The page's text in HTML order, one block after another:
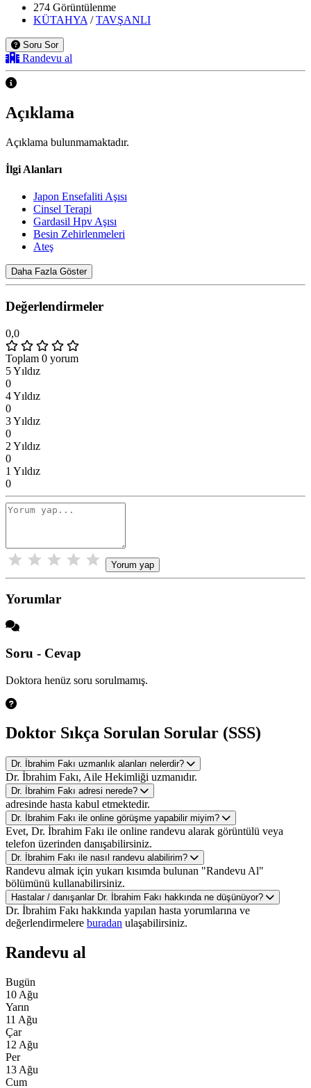
274 Görüntülenme
KÜTAHYA /TAVŞANLI
Soru Sor
Randevu al
Açıklama
Açıklama bulunmamaktadır.
İlgi Alanları
Japon Ensefaliti Aşısı
Cinsel Terapi
Gardasil Hpv Aşısı
Besin Zehirlenmeleri
Ateş
Daha Fazla Göster
Değerlendirmeler
0,0
Toplam 0 yorum
5 Yıldız
0
4 Yıldız
0
3 Yıldız
0
2 Yıldız
0
1 Yıldız
0
Yorum yap
Yorumlar
Soru - Cevap
Doktora henüz soru sorulmamış.
Doktor Sıkça Sorulan Sorular (SSS)
Dr. İbrahim Fakı uzmanlık alanları nelerdir?
Dr. İbrahim Fakı, Aile Hekimliği uzmanıdır.
Dr. İbrahim Fakı adresi nerede?
adresinde hasta kabul etmektedir.
Dr. İbrahim Fakı ile online görüşme yapabilir miyim?
Evet, Dr. İbrahim Fakı ile online randevu alarak görüntülü veya
telefon üzerinden danışabilirsiniz.
Dr. İbrahim Fakı ile nasıl randevu alabilirim?
Randevu almak için yukarı kısımda bulunan "Randevu Al"
bölümünü kullanabilirsiniz.
Hastalar / danışanlar Dr. İbrahim Fakı hakkında ne düşünüyor?
Dr. İbrahim Fakı hakkında yapılan hasta yorumlarına ve
değerlendirmelere buradan ulaşabilirsiniz.
Randevu al
Bugün
10 Ağu
Yarın
11 Ağu
Çar
12 Ağu
Per
13 Ağu
Cum